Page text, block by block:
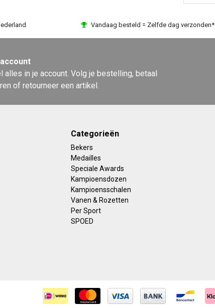
Vandaag besteld = Zelfde dag verzonden*
alles in je account. Volg je bestelling, betaal
of retourneer een artikel.
Categorieën
Bekers
Medailles
Speciale Awards
Kampioensdozen
Kampioensschalen
Vanen & Rozetten
Per Sport
SPOED